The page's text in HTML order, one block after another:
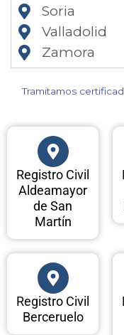
Soria
Valladolid
Zamora
Tramitamos
Registro Civil
Aldeamayor
de San
Martín
Registro Civil
Berceruelo